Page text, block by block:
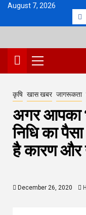
Skip
content
August 7, 2026
Primary
Menu
कृषि खास खबर जागरूकता
अगर आपका
निधि का
है कारण और
December 26, 2020